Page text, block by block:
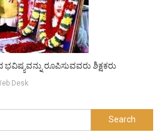
ರೂಪಿಸುವವರು ಶಿಕ್ಷಕರು
Desk
Search
for: